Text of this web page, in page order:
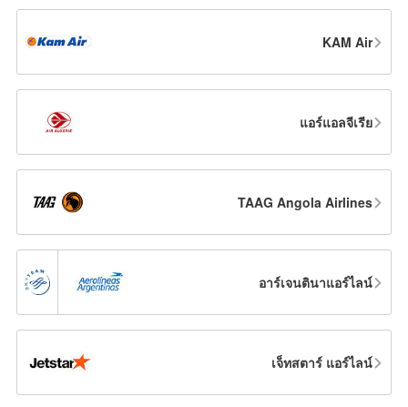
KAM Air
แอร์แอลจีเรีย
TAAG Angola Airlines
อาร์เจนตินาแอร์ไลน์
เจ็ทสตาร์ แอร์ไลน์